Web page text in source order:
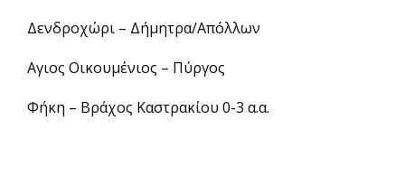
Δενδροχώρι – Δήμητρα/Απόλλων
Αγιος Οικουμένιος – Πύργος
Φήκη – Βράχος Καστρακίου 0-3 α.α.